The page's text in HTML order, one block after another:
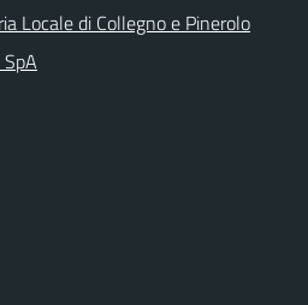
Locale di Collegno e Pinerolo